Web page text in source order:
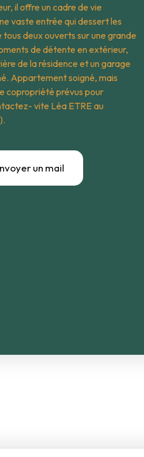
il offre un cadre de vie
vaste entrée qui dessert les
tous deux ouverts sur une grande
de détente en extérieur,
de la résidence et un garage
Appartement soigné, mais
copropriété prévus pour
vite Léa ETRE au
un mail